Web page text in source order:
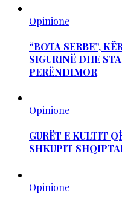
Opinione
“BOTA SERBE”,
SIGURINË DHE
PERËNDIMOR
Opinione
GURËT E KULTIT
SHKUPIT
Opinione